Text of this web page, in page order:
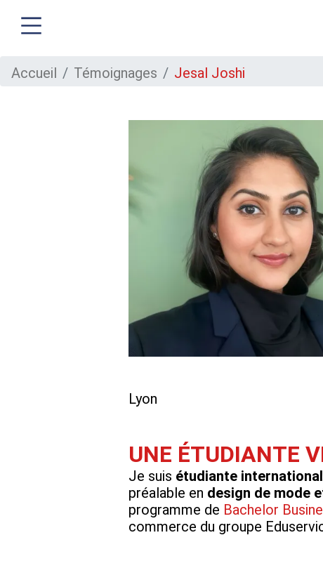
Accueil Témoignages Jesal Joshi
Lyon
UNE ÉTUDIANTE
Je suis étudiante
préalable en design de mode
programme de Bachelor
commerce du groupe